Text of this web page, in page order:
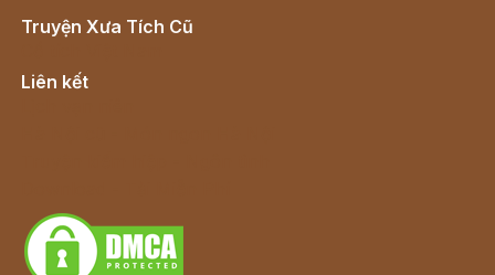
Truyện Xưa Tích Cũ
Liên kết